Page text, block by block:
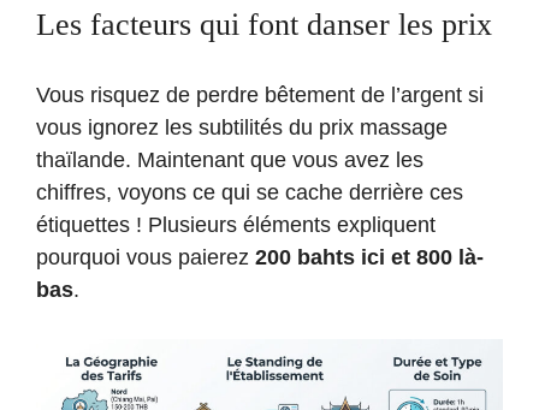
Les facteurs qui font danser les prix
Vous risquez de perdre bêtement de l’argent si
vous ignorez les subtilités du prix massage
thaïlande. Maintenant que vous avez les
chiffres, voyons ce qui se cache derrière ces
étiquettes ! Plusieurs éléments expliquent
pourquoi vous paierez 200 bahts ici et 800 là-
bas.